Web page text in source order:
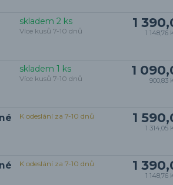
1
1 148,76
skladem 2 ks
Více kusů 7-10 dnů
1
900,83
skladem 1 ks
Více kusů 7-10 dnů
1
1 314,05
K odeslání za 7-10 dnů
1
1 148,76
K odeslání za 7-10 dnů